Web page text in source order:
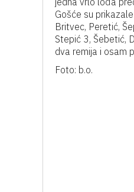
Gošće su
Britvec, Peretić,
Stepić 3, Šebetić,
dva remija i osam
Foto: b.o.